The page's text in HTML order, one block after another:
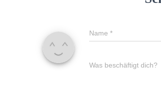
Name *
Was beschäftigt dich?